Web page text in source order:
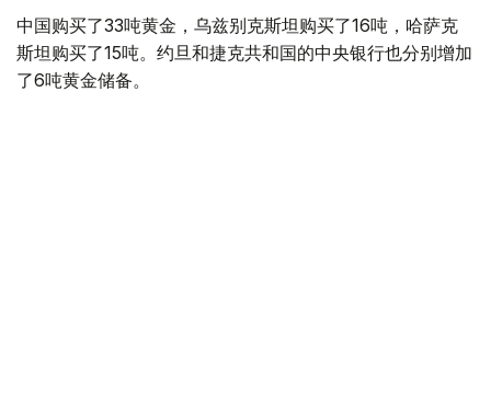
中国购买了33吨黄金，乌兹别克斯坦购买了16吨，哈萨克
斯坦购买了15吨。约旦和捷克共和国的中央银行也分别增加
了6吨黄金储备。